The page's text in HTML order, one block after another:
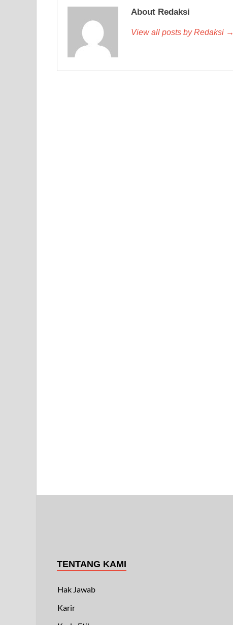
About Redaksi
View all posts by Redaksi →
TENTANG KAMI
Hak Jawab
Karir